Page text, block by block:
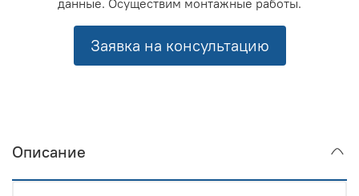
данные. Осуществим монтажные работы.
Заявка на консультацию
Описание